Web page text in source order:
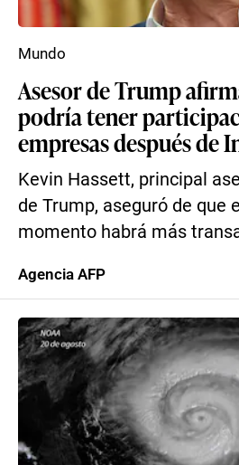
Asesor de Trump
podría tener
empresas después de
Kevin Hassett, principal
de Trump, aseguró de que
momento habrá más
Mundo
Agencia AFP